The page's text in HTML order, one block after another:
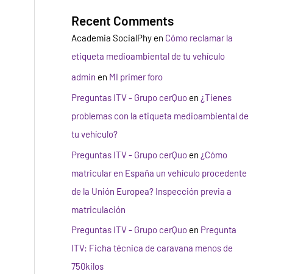
Recent Comments
Academia SocialPhy en Cómo reclamar la
etiqueta medioambiental de tu vehículo
admin en MI primer foro
Preguntas ITV - Grupo cerQuo en ¿Tienes
problemas con la etiqueta medioambiental de
tu vehículo?
Preguntas ITV - Grupo cerQuo en ¿Cómo
matricular en España un vehículo procedente
de la Unión Europea? Inspección previa a
matriculación
Preguntas ITV - Grupo cerQuo en Pregunta
ITV: Ficha técnica de caravana menos de
750kilos